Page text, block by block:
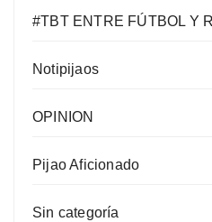
#TBT ENTRE FÚTBOL Y
Notipijaos
OPINION
Pijao Aficionado
Sin categoría